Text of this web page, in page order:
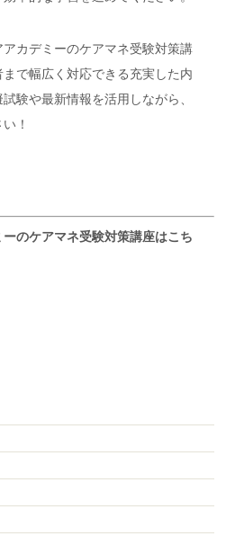
カデミーのケアマネ受験対策講
で幅広く対応できる充実した内
験や最新情報を活用しながら、
！
のケアマネ受験対策講座はこち